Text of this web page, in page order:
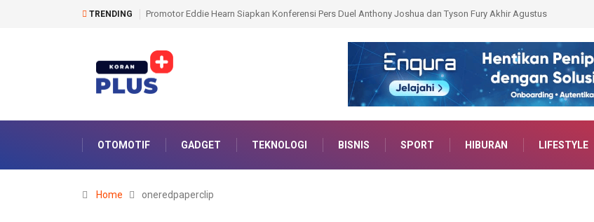
TRENDING
Anthony Joshua dan Tyson Fury Akhir Agustus Modus Pakai Atribut Polisi, Pencuri Susu di Enam Lokasi Akhirnya Ditangkap
OTOMOTIF GADGET TEKNOLOGI BISNIS SPORT HIBURAN LIFESTYLE
Home oneredpaperclip